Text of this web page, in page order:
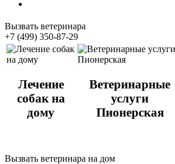
Вызвать ветеринара
+7 (499) 350-87-29
Лечение
собак на
дому
Ветеринарные
услуги
Пионерская
Вызвать ветеринара на дом